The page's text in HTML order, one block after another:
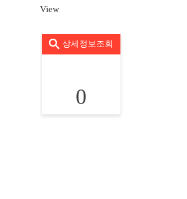
View
상세정보조회
0